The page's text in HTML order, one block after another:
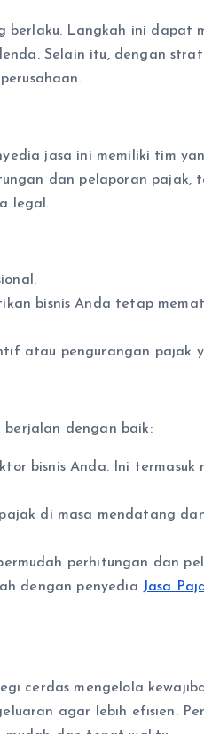
Langkah ini dapat
Selain itu, dengan
jasa ini memiliki tim
dan pelaporan pajak,
legal.
bisnis Anda tetap
atau pengurangan pajak
dengan baik:
bisnis Anda. Ini termasuk
di masa mendatang
perhitungan dan
dengan penyedia Jasa
cerdas mengelola
agar lebih efisien.